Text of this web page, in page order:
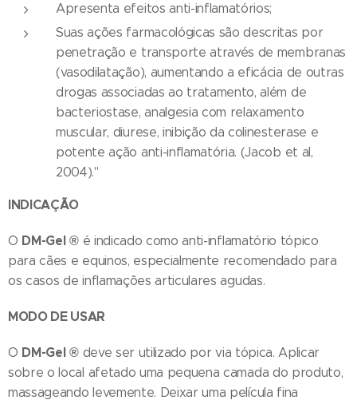
Apresenta efeitos anti-inflamatórios;
Suas ações farmacológicas são descritas por
penetração e transporte através de membranas
(vasodilatação), aumentando a eficácia de outras
drogas associadas ao tratamento, além de
bacteriostase, analgesia com relaxamento
muscular, diurese, inibição da colinesterase e
potente ação anti-inflamatória. (Jacob et al,
2004)."
INDICAÇÃO
O DM-Gel ®é indicado como anti-inflamatório tópico
para cães e equinos, especialmente recomendado para
os casos de inflamações articulares agudas.
MODO DE USAR
O DM-Gel ®deve ser utilizado por via tópica. Aplicar
sobre o local afetado uma pequena camada do produto,
massageando levemente. Deixar uma película fina